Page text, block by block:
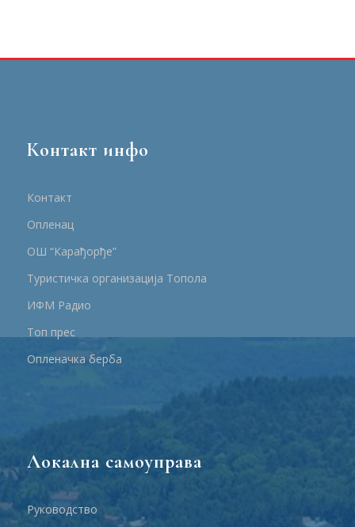
Контакт инфо
Контакт
Опленац
ОШ “Карађорђе”
Туристичка организација Топола
ИФМ Радио
Топ прес
Опленачка берба
Локална самоуправа
Руководство